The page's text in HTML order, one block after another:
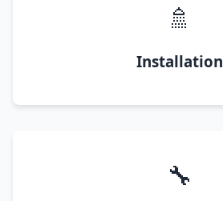
🚿
Installation
🔧